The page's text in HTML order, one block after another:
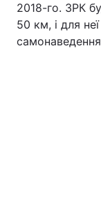
2018-го. ЗРК
50 км, і для